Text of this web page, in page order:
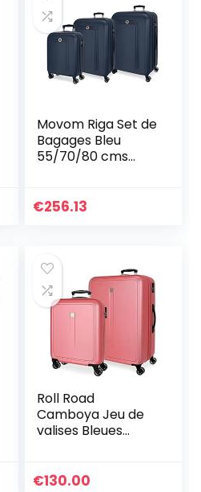
Movom Riga Set de
Bagages Bleu
55/70/80 cms
4 roues doubles
€256.13
Roll Road
Camboya Jeu de
valises Bleues
Combinaison
€130.00